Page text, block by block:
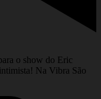
o show do Eric
Na Vibra São